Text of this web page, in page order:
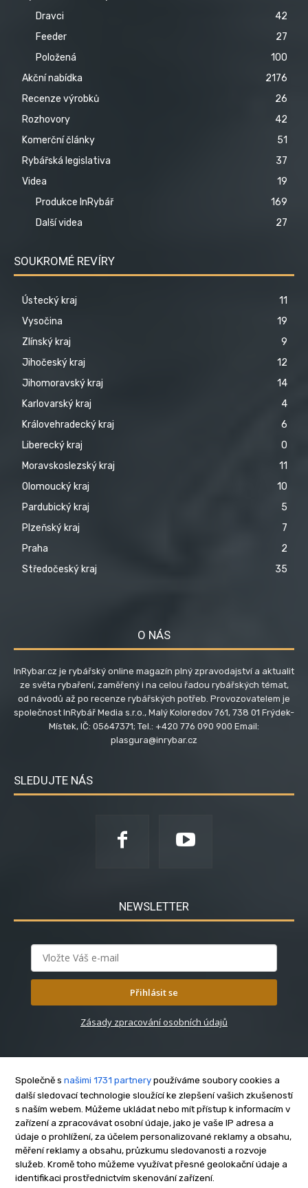
Dravci
42
Feeder
27
Položená
100
Akční nabídka
2176
Recenze výrobků
26
Rozhovory
42
Komerční články
51
Rybářská legislativa
37
Videa
19
Produkce InRybář
169
Další videa
27
SOUKROMÉ REVÍRY
Ústecký kraj
11
Vysočina
19
Zlínský kraj
9
Jihočeský kraj
12
Jihomoravský kraj
14
Karlovarský kraj
4
Královehradecký kraj
6
Liberecký kraj
0
Moravskoslezský kraj
11
Olomoucký kraj
10
Pardubický kraj
5
Plzeňský kraj
7
Praha
2
Středočeský kraj
35
O NÁS
InRybar.cz je rybářský online magazín plný zpravodajství a aktualit
ze světa rybaření, zaměřený i na celou řadou rybářských témat,
od návodů až po recenze rybářských potřeb. Provozovatelem je
společnost InRybář Media s.r.o., Malý Koloredov 761, 738 01 Frýdek-
Místek, IČ: 05647371; Tel.: +420 776 090 900 Email:
plasgura@inrybar.cz
SLEDUJTE NÁS
NEWSLETTER
Přihlásit se
Zásady zpracování osobních údajů
O nás
Kontakt
Reklama
Zásady soukromí
Společně s našimi 1731 partnery používáme soubory cookies a
další sledovací technologie sloužící ke zlepšení vašich zkušeností
s naším webem. Můžeme ukládat nebo mít přístup k informacím v
zařízení a zpracovávat osobní údaje, jako je vaše IP adresa a
údaje o prohlížení, za účelem personalizované reklamy a obsahu,
měření reklamy a obsahu, průzkumu sledovanosti a rozvoje
služeb. Kromě toho můžeme využívat přesné geolokační údaje a
identifikaci prostřednictvím skenování zařízení.